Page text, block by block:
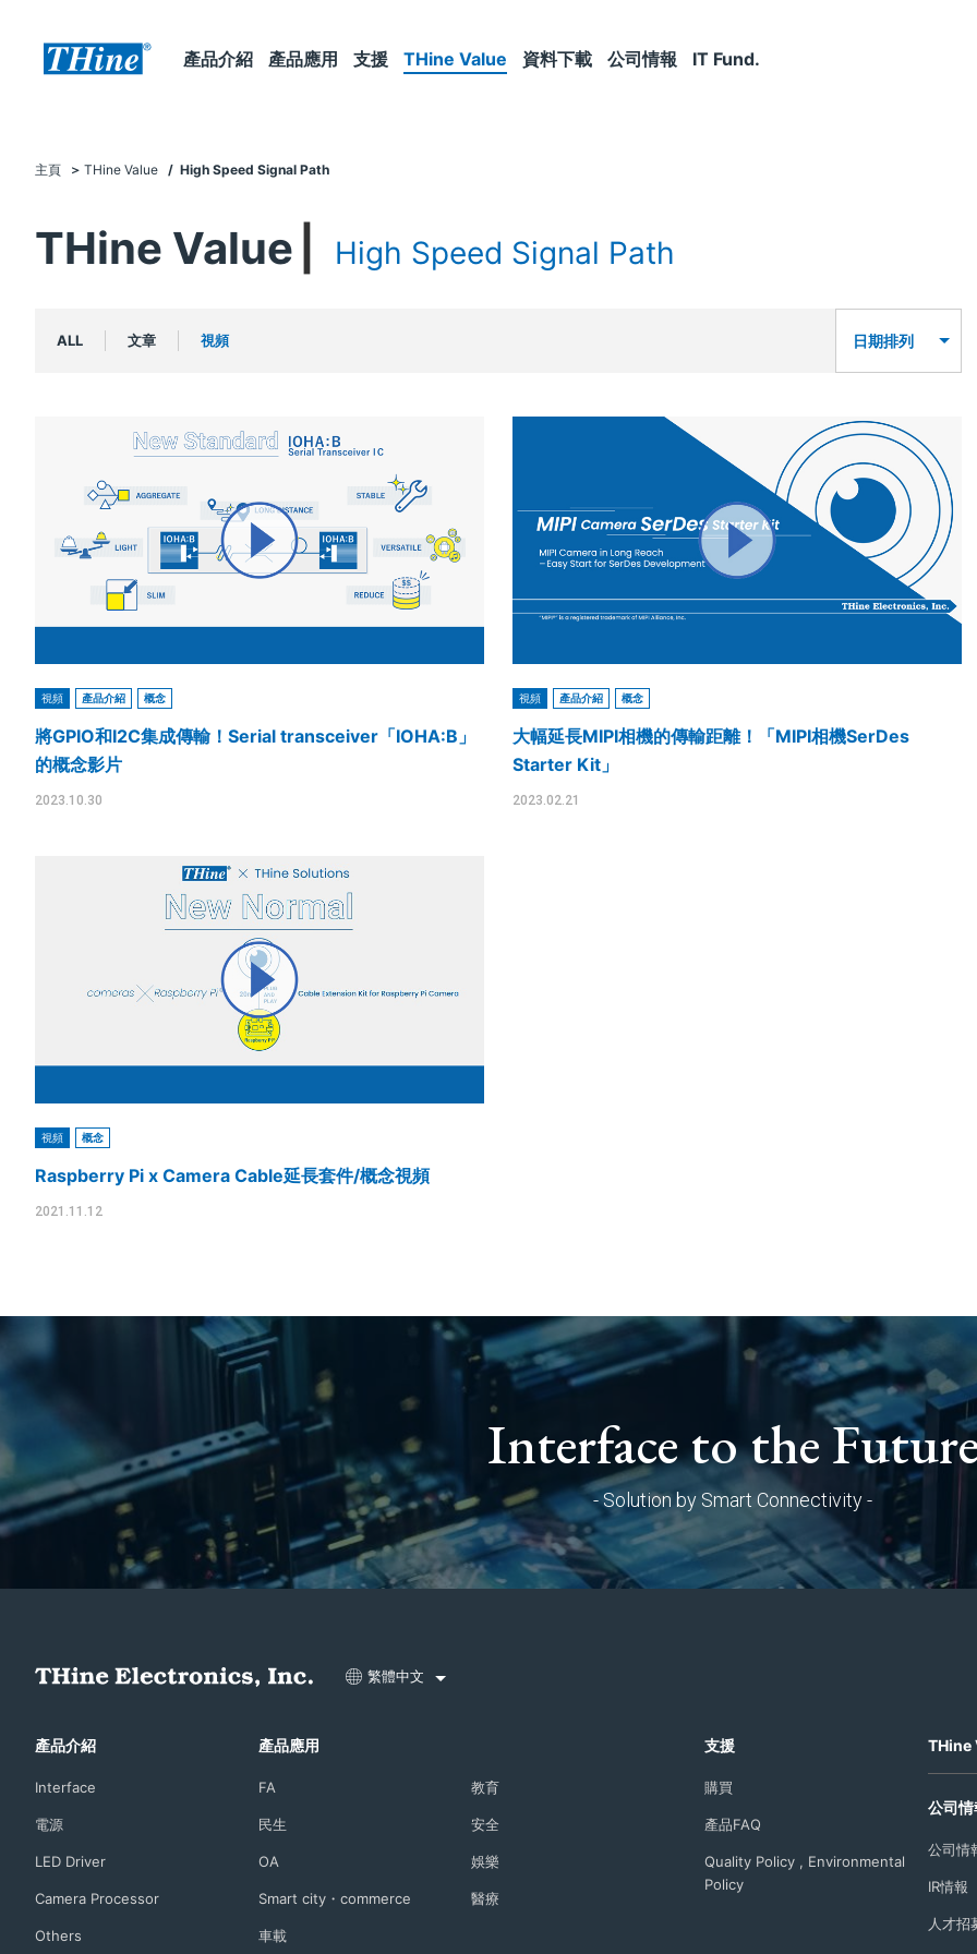
產品介紹 產品應用 支援 THine Value 資料下載 公司情報 IT Fund.
主頁 THine Value / High Speed Signal Path
THine Value High Speed Signal Path
ALL 文章 視頻 日期排列
視頻 產品介紹 概念
將GPIO和I2C集成傳輸！Serial transceiver「IOHA:B」
的概念影片
2023.10.30
視頻 產品介紹 概念
大幅延長MIPI相機的傳輸距離！「MIPI相機SerDes
Starter Kit」
2023.02.21
視頻 概念
Raspberry Pi x Camera Cable延長套件/概念視頻
2021.11.12
Interface to the
- Solution by Smart Connectivity -
繁體中文
產品介紹
Interface
電源
LED Driver
Camera Processor
Others
產品應用
FA 教育
民生 安全
OA 娛樂
Smart city・commerce 醫療
車載
支援
購買
產品FAQ
Quality Policy , Environmental
Policy
THine
公司情
公司情
IR情報
人才招